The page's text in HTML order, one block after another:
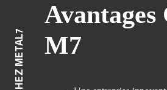
Avantages
M7